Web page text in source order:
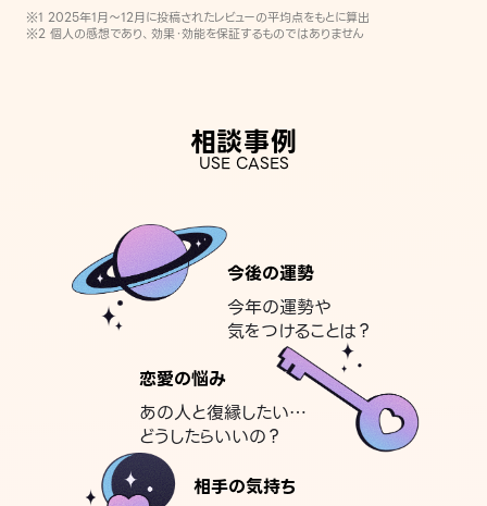
※1 2025年1月〜12月に投稿されたレビューの平均点をもとに算出
※2 個人の感想であり、効果・効能を保証するものではありません
相談事例
USE CASES
今後の運勢
今年の運勢や
気をつけることは？
恋愛の悩み
あの人と復縁したい…
どうしたらいいの？
相手の気持ち